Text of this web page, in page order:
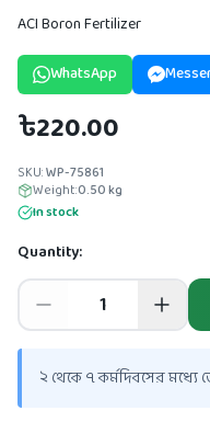
ACI Boron Fertilizer
WhatsApp
৳220.00
SKU:WP-75861
Weight:0.50kg
In stock
Quantity:
২ থেকে ৭ কর্মদিবসের মধ্যে